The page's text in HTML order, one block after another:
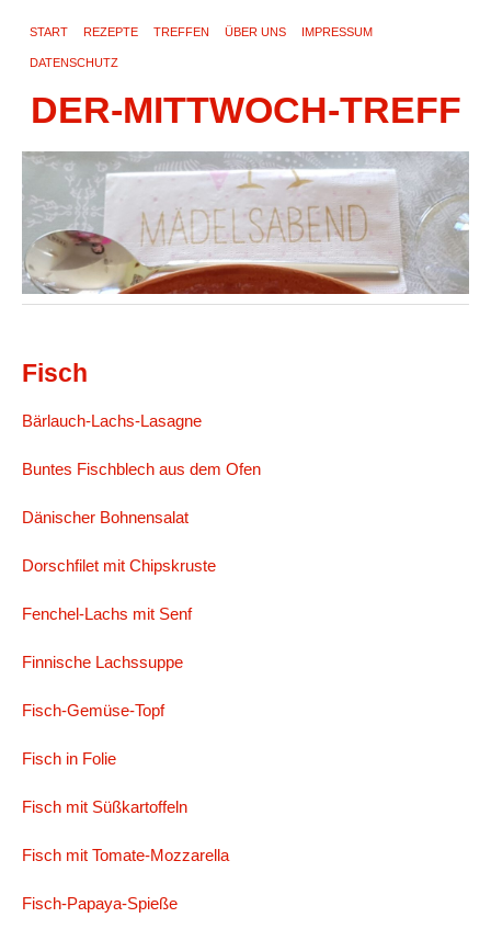
START REZEPTE TREFFEN ÜBER UNS IMPRESSUM
DATENSCHUTZ
DER-MITTWOCH-TREFF
Fisch
Bärlauch-Lachs-Lasagne
Buntes Fischblech aus dem Ofen
Dänischer Bohnensalat
Dorschfilet mit Chipskruste
Fenchel-Lachs mit Senf
Finnische Lachssuppe
Fisch-Gemüse-Topf
Fisch in Folie
Fisch mit Süßkartoffeln
Fisch mit Tomate-Mozzarella
Fisch-Papaya-Spieße